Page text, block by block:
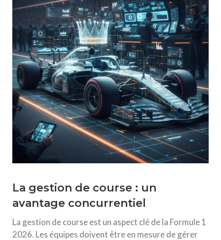
La gestion de course : un
avantage concurrentiel
La gestion de course est un aspect clé de la Formule 1
2026. Les équipes doivent être en mesure de gérer